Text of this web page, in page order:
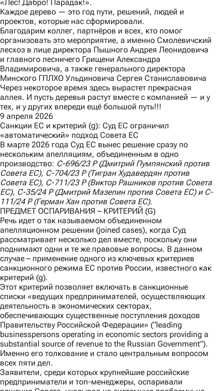
«Лес! Дабро! Парадак!».
Каждое дерево — это год пути, решений, людей и
проектов, которые нас сформировали.
Благодарим коллег, партнёров и всех, кто помог
организовать это мероприятие, а именно Смолевичский
лесхоз в лице директора Пышного Андрея Леонидовича
и главного лесничего Грищени Александра
Владимировича, а также генерального директора
Минского ГПЛХО Ульдиновича Сергея Станиславовича
Через некоторое время здесь вырастет прекрасная
аллея. И пусть деревья растут вместе с компанией — и у
тех, и у других впереди ещё большой путь!!!
9 апреля 2026
Санкции ЕС и критерий (g): Суд ЕС ограничил
«автоматический» подход Совета ЕС
В марте 2026 года Суд ЕС вынес решение сразу по
нескольким апелляциям, объединенным в одно
производство: C-696/23 P(Дмитрий Пумпянский против
Совета ЕС), C-704/23 P(Тигран Худавердян против
Совета ЕС), C-711/23 P(Виктор Рашников против Совета
ЕС), C-35/24 P(Дмитрий Мазепин против Совета ЕС) и C-
111/24 P(Герман Хан против Совета ЕС).
ПРЕДМЕТ ОСПАРИВАНИЯ – КРИТЕРИЙ (G)
Речь идет о так называемом объединенном
апелляционном решении (joined cases), когда Суд
рассматривает несколько дел вместе, поскольку они
поднимают одни и те же правовые вопросы. В данном
случае – применение одного из ключевых критериев
санкционного режима ЕС против России, известного как
критерий (g).
Этот критерий позволяет включать в санкционные
списки «ведущих предпринимателей, осуществляющих
деятельность в экономических секторах,
обеспечивающих существенные поступления доходов
Правительству Российской Федерации» (“leading
businesspersons operating in economic sectors providing a
substantial source of revenue to the Russian Government”).
Именно его толкование и стало центральным вопросом
всех пяти дел.
Заявители, среди которых крупнейшие российские
предприниматели и топ-менеджеры, оспаривали